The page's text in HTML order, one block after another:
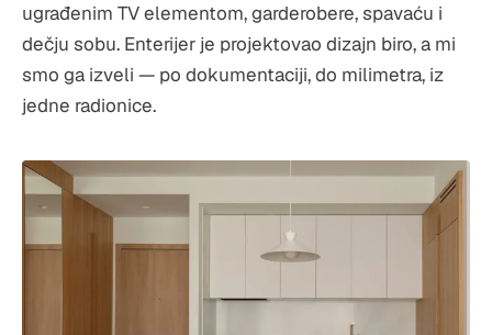
ugrađenim TV elementom, garderobere, spavaću i
dečju sobu. Enterijer je projektovao dizajn biro, a mi
smo ga izveli — po dokumentaciji, do milimetra, iz
jedne radionice.